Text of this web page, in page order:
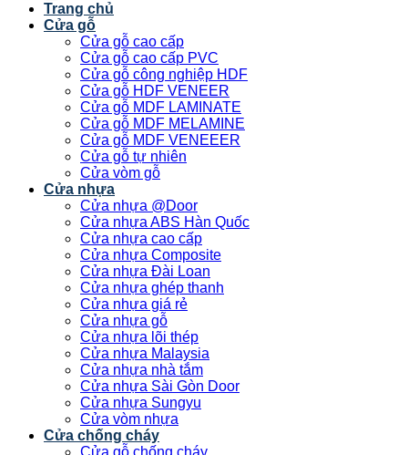
Trang chủ
Cửa gỗ
Cửa gỗ cao cấp
Cửa gỗ cao cấp PVC
Cửa gỗ công nghiệp HDF
Cửa gỗ HDF VENEER
Cửa gỗ MDF LAMINATE
Cửa gỗ MDF MELAMINE
Cửa gỗ MDF VENEEER
Cửa gỗ tự nhiên
Cửa vòm gỗ
Cửa nhựa
Cửa nhựa @Door
Cửa nhựa ABS Hàn Quốc
Cửa nhựa cao cấp
Cửa nhựa Composite
Cửa nhựa Đài Loan
Cửa nhựa ghép thanh
Cửa nhựa giá rẻ
Cửa nhựa gỗ
Cửa nhựa lõi thép
Cửa nhựa Malaysia
Cửa nhựa nhà tắm
Cửa nhựa Sài Gòn Door
Cửa nhựa Sungyu
Cửa vòm nhựa
Cửa chống cháy